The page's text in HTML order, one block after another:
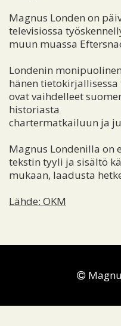
Magnus Londen on
televisiossa
muun muassa
Londenin
hänen
ovat vaihdelleet
historiasta
chartermatkailuun ja
Magnus Londenilla on
tekstin tyyli ja sisältö
mukaan, laadusta
Lähde: OKM